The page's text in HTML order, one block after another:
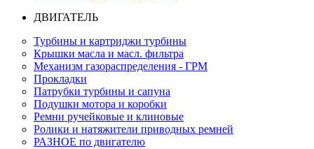
ДВИГАТЕЛЬ
Турбины и картриджи турбины
Крышки масла и масл. фильтра
Механизм газораспределения - ГРМ
Прокладки
Патрубки турбины и сапуна
Подушки мотора и коробки
Ремни ручейковые и клиновые
Ролики и натяжители приводных ремней
РАЗНОЕ по двигателю